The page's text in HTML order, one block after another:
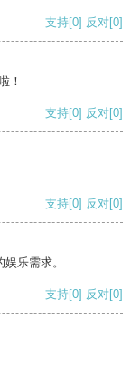
支持[0] 反对[0]
！
支持[0] 反对[0]
支持[0] 反对[0]
乐需求。
支持[0] 反对[0]